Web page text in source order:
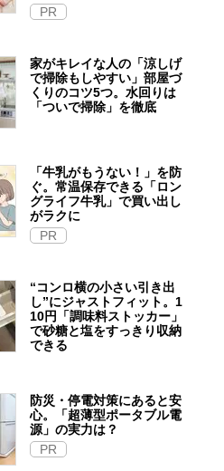
PR
家がキレイな人の「涼しげ
で掃除もしやすい」部屋づ
くりのコツ5つ。水回りは
「ついで掃除」を徹底
「牛乳がもうない！」を防
ぐ。常温保存できる「ロン
グライフ牛乳」で買い出し
がラクに
PR
“コンロ横の小さい引き出
し”にジャストフィット。1
10円「調味料ストッカー」
で砂糖と塩をすっきり収納
できる
防災・停電対策にあると安
心。「超薄型ポータブル電
源」の実力は？​
PR